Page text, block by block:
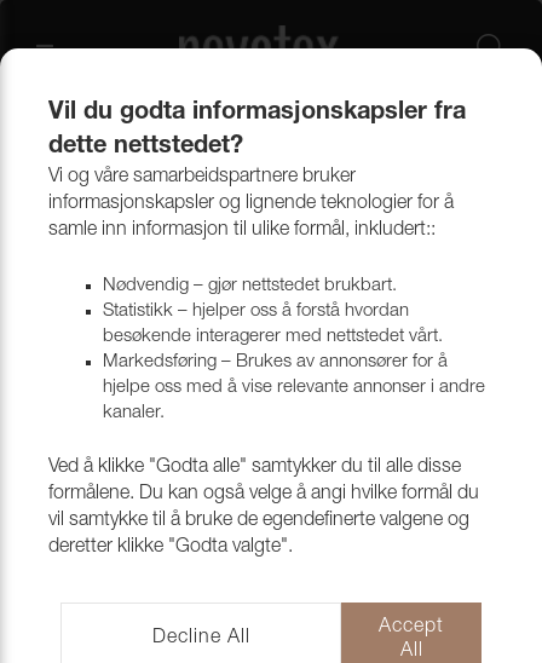
Produkter Outlet
Vil du godta informasjonskapsler fra
dette nettstedet?
Vi og våre samarbeidspartnere bruker
informasjonskapsler og lignende teknologier for å
samle inn informasjon til ulike formål, inkludert::
Nødvendig – gjør nettstedet brukbart.
Statistikk – hjelper oss å forstå hvordan
besøkende interagerer med nettstedet vårt.
Markedsføring – Brukes av annonsører for å
hjelpe oss med å vise relevante annonser i andre
kanaler.
Ved å klikke "Godta alle" samtykker du til alle disse
formålene. Du kan også velge å angi hvilke formål du
vil samtykke til å bruke de egendefinerte valgene og
deretter klikke "Godta valgte".
Decline All
Accept
All